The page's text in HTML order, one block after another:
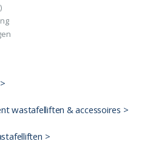
wastafelliften & accessoires >
>